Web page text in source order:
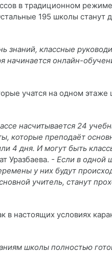
в традиционном
195 школы станут
знаний, классные
начинается онлайн-
учатся на одном
насчитывается 24
которые преподаёт
4 дня. И могут быть
Уразбаева. - Если в одной
у них будут
учитель, станут
в настоящих условиях
школы полностью